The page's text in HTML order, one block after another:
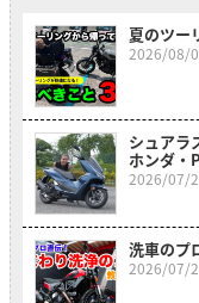
夏のツー
2026/08/
シュアラ
ホンダ・
2026/07/
洗車のプ
2026/07/